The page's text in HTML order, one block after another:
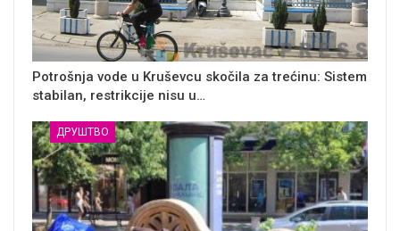
Potrošnja vode u Kruševcu skočila za trećinu: Sistem
stabilan, restrikcije nisu u…
ДРУШТВО